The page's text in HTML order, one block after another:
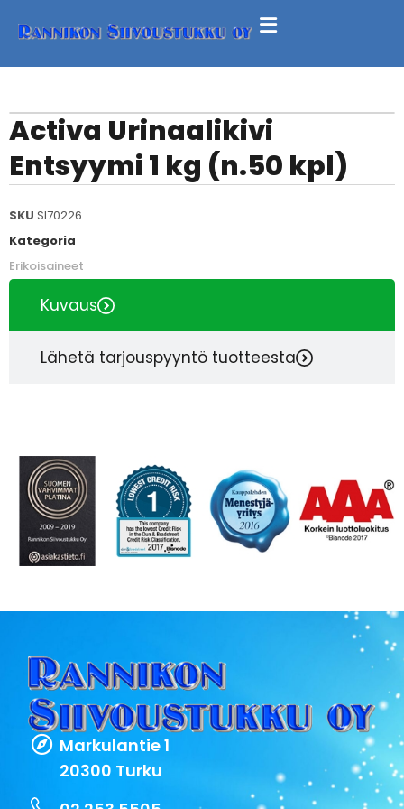
Activa Urinaalikivi
Entsyymi 1 kg (n.50 kpl)
SKU SI70226
Kategoria
Erikoisaineet
Kuvaus
Lähetä tarjouspyyntö tuotteesta
Markulantie 1
20300 Turku